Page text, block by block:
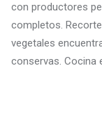
con productores
completos.
vegetales
conservas. Cocina